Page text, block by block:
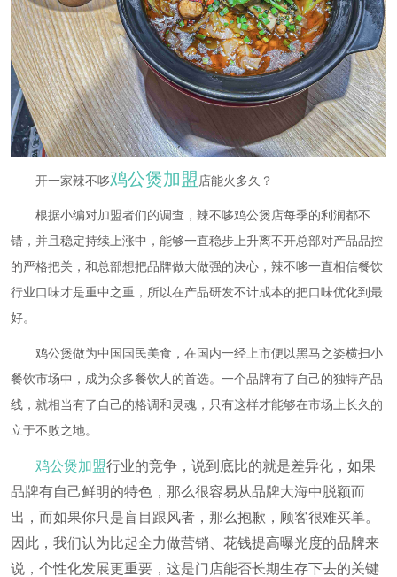
开一家辣不哆鸡公煲加盟 店能火多久？
根据小编对加盟者们的调查，辣不哆鸡公煲店每季的利润都不
错，并且稳定持续上涨中，能够一直稳步上升离不开总部对产品品控
的严格把关，和总部想把品牌做大做强的决心，辣不哆一直相信餐饮
行业口味才是重中之重，所以在产品研发不计成本的把口味优化到最
好。
鸡公煲做为中国国民美食，在国内一经上市便以黑马之姿横扫小
餐饮市场中，成为众多餐饮人的首选。一个品牌有了自己的独特产品
线，就相当有了自己的格调和灵魂，只有这样才能够在市场上长久的
立于不败之地。
鸡公煲加盟行业的竞争，说到底比的就是差异化，如果
品牌有自己鲜明的特色，那么很容易从品牌大海中脱颖而
出，而如果你只是盲目跟风者，那么抱歉，顾客很难买单。
因此，我们认为比起全力做营销、花钱提高曝光度的品牌来
说，个性化发展更重要，这是门店能否长期生存下去的关键